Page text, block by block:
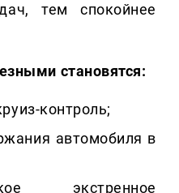
тем спокойнее
становятся:
контроль;
автомобиля в
экстренное